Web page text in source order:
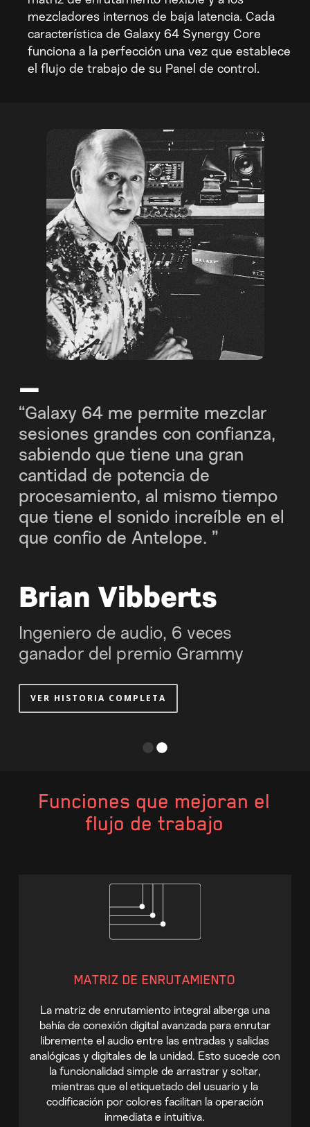
mezcladores internos de baja latencia. Cada
característica de Galaxy 64 Synergy Core
funciona a la perfección una vez que establece
el flujo de trabajo de su Panel de control.
en el
“El Galaxy 64 Synergy Core
reemplaza todo en el rack. El
es el límite con esta cosa… ¡es
monstruo!”
Sylvia Massy
Cash, Prince, Tom Petty, Red
Chili Peppers)
VER HISTORIA COMPLETA
Funciones que mejoran el
flujo de trabajo
MATRIZ DE ENRUTAMIENTO
La matriz de enrutamiento integral alberga una
bahía de conexión digital avanzada para enrutar
libremente el audio entre las entradas y salidas
analógicas y digitales de la unidad. Esto sucede con
la funcionalidad simple de arrastrar y soltar,
mientras que el etiquetado del usuario y la
codificación por colores facilitan la operación
inmediata e intuitiva.